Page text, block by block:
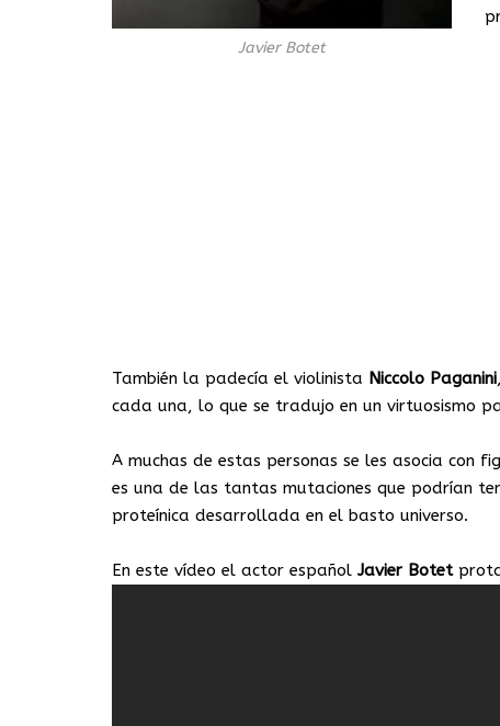
Javier Botet
También la padecía el violinista Niccolo Paganini
cada una, lo que se tradujo en un virtuosismo
A muchas de estas personas se les asocia con
es una de las tantas mutaciones que podrían
proteínica desarrollada en el basto universo.
En este vídeo el actor español Javier Botet